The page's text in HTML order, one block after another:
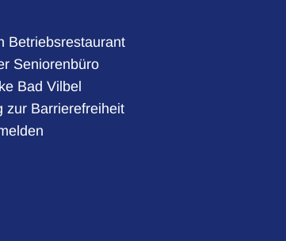
Betriebsrestaurant
Seniorenbüro
Bad Vilbel
zur Barrierefreiheit